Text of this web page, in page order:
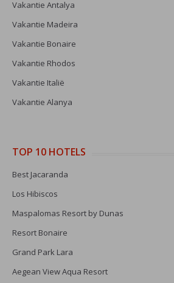
Vakantie Antalya
Vakantie Madeira
Vakantie Bonaire
Vakantie Rhodos
Vakantie Italië
Vakantie Alanya
TOP 10 HOTELS
Best Jacaranda
Los Hibiscos
Maspalomas Resort by Dunas
Resort Bonaire
Grand Park Lara
Aegean View Aqua Resort